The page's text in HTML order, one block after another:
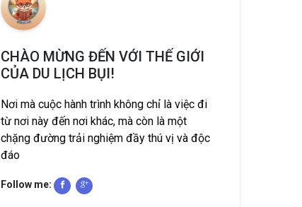
CHÀO MỪNG ĐẾN VỚI THẾ GIỚI
CỦA DU LỊCH BỤI!
Nơi mà cuộc hành trình không chỉ là việc đi
từ nơi này đến nơi khác, mà còn là một
chặng đường trải nghiệm đầy thú vị và độc
đáo
Follow me: